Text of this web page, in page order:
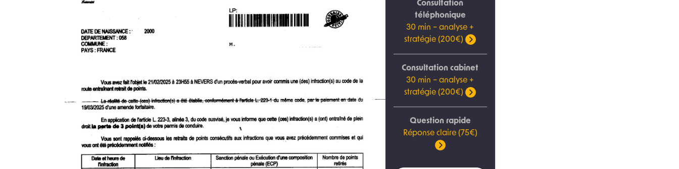
Consultation
téléphonique
30 min – analyse +
stratégie (200€)
Consultation cabinet
30 min – analyse +
stratégie (200€)
Question rapide
Réponse claire (75€)